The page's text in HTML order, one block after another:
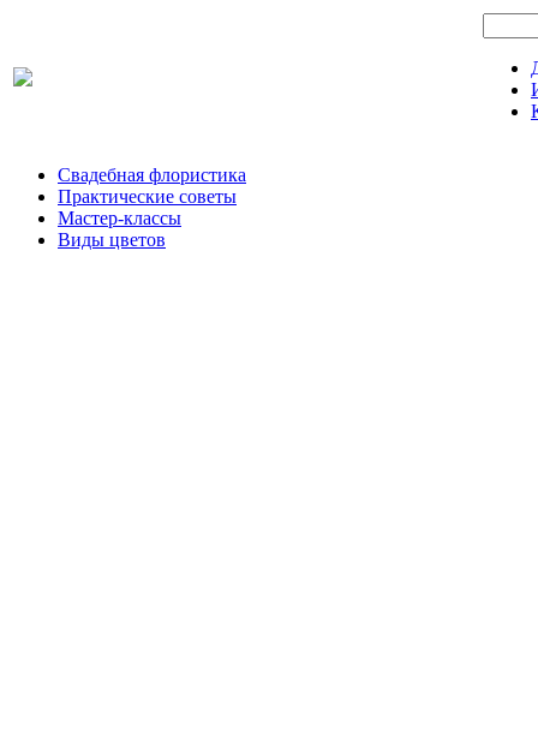
Свадебная флористика
Практические советы
Мастер-классы
Виды цветов